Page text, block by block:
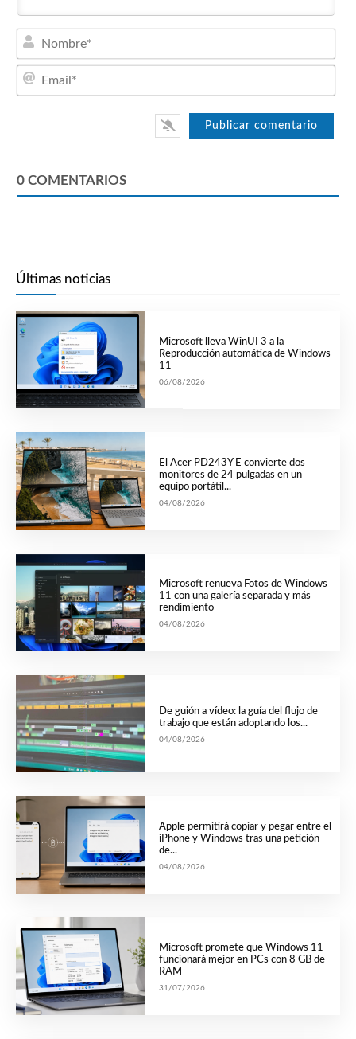
0 COMENTARIOS
Últimas noticias
Microsoft lleva WinUI 3 a la
Reproducción automática de Windows
11
06/08/2026
El Acer PD243Y E convierte dos
monitores de 24 pulgadas en un
equipo portátil...
04/08/2026
Microsoft renueva Fotos de Windows
11 con una galería separada y más
rendimiento
04/08/2026
De guión a vídeo: la guía del flujo de
trabajo que están adoptando los...
04/08/2026
Apple permitirá copiar y pegar entre el
iPhone y Windows tras una petición
de...
04/08/2026
Microsoft promete que Windows 11
funcionará mejor en PCs con 8 GB de
RAM
31/07/2026